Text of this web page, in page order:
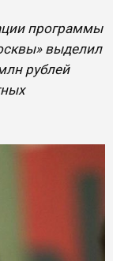
программы
выделил
рублей